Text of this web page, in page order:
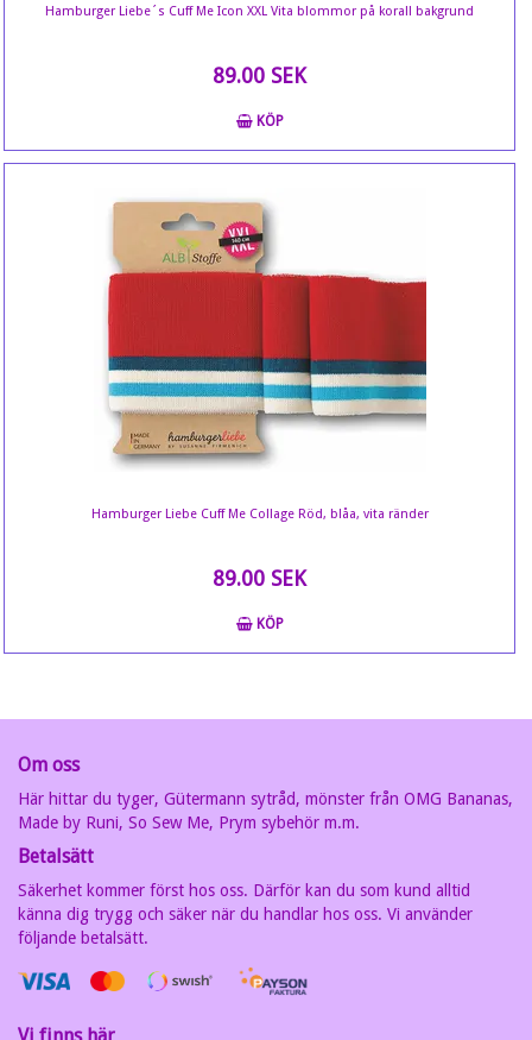
Hamburger Liebe´s Cuff Me Icon XXL Vita blommor på korall bakgrund
89.00 SEK
KÖP
Hamburger Liebe Cuff Me Collage Röd, blåa, vita ränder
89.00 SEK
KÖP
Om oss
Här hittar du tyger, Gütermann sytråd, mönster från OMG Bananas,
Made by Runi, So Sew Me, Prym sybehör m.m.
Betalsätt
Säkerhet kommer först hos oss. Därför kan du som kund alltid
känna dig trygg och säker när du handlar hos oss. Vi använder
följande betalsätt.